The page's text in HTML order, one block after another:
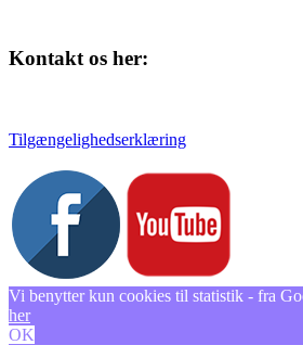
Kontakt os her:
Tilgængelighedserklæring
Vi benytter kun cookies til statistik - fra
her
OK